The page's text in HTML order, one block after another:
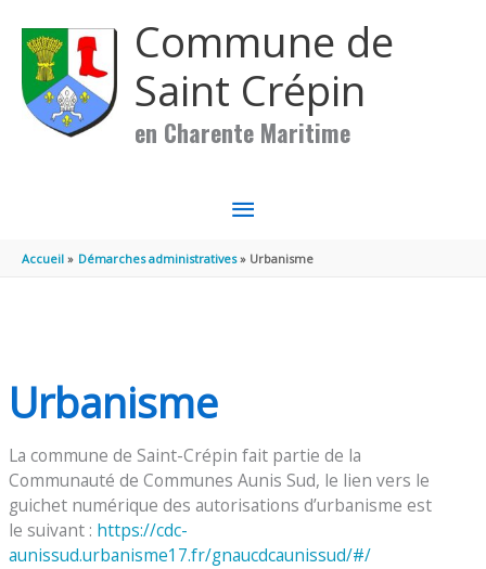
Commune de
Saint Crépin
en Charente Maritime
MENU
PRINCIPAL
Accueil Démarches administratives Urbanisme
Urbanisme
La commune de Saint-Crépin fait partie de la
Communauté de Communes Aunis Sud, le lien vers le
guichet numérique des autorisations d’urbanisme est
le suivant : https://cdc-
aunissud.urbanisme17.fr/gnaucdcaunissud/#/